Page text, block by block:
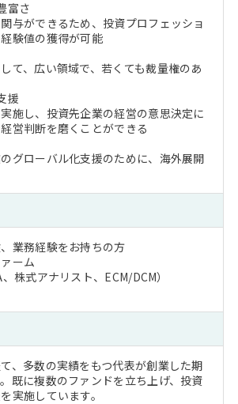
富さ
与ができるため、投資プロフェッショ
験値の獲得が可能
て、広い領域で、若くても裁量権のあ
援
施し、投資先企業の経営の意思決定に
営判断を磨くことができる
グローバル化支援のために、海外展開
業務経験をお持ちの方
ーム
株式アナリスト、ECM/DCM）
、多数の実績をもつ代表が創業した期
既に複数のファンドを立ち上げ、投資
実施しています。